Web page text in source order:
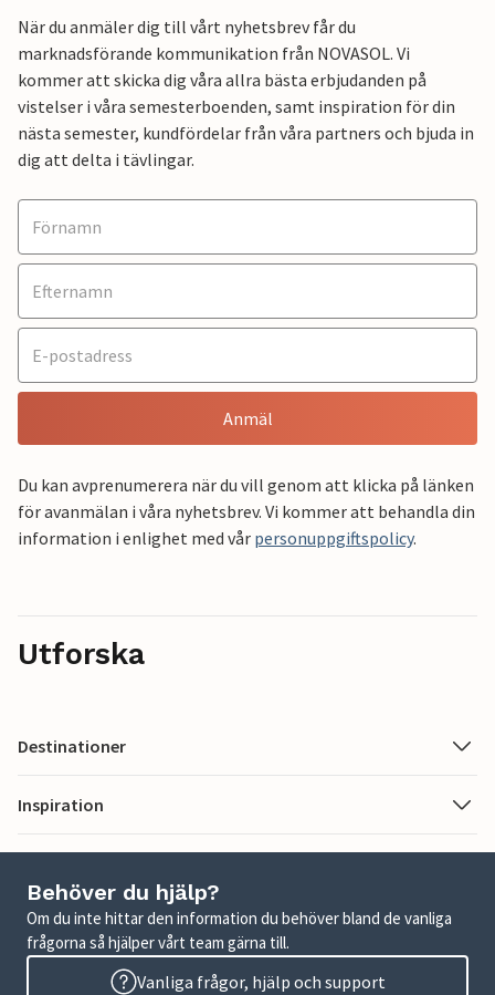
När du anmäler dig till vårt nyhetsbrev får du
marknadsförande kommunikation från NOVASOL. Vi
kommer att skicka dig våra allra bästa erbjudanden på
vistelser i våra semesterboenden, samt inspiration för din
nästa semester, kundfördelar från våra partners och bjuda in
dig att delta i tävlingar.
Anmäl
Du kan avprenumerera när du vill genom att klicka på länken
för avanmälan i våra nyhetsbrev. Vi kommer att behandla din
information i enlighet med vår personuppgiftspolicy.
Utforska
Destinationer
Inspiration
Behöver du hjälp?
Om du inte hittar den information du behöver bland de vanliga
frågorna så hjälper vårt team gärna till.
Vanliga frågor, hjälp och support